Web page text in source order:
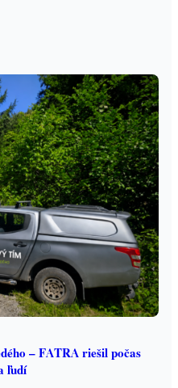
– FATRA riešil počas
ľudí